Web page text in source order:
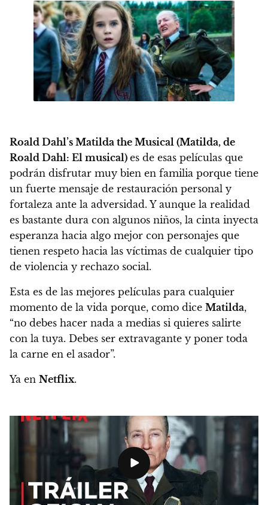
Roald Dahl’s Matilda the Musical (Matilda, de
Roald Dahl: El musical) es de esas películas que
podrán disfrutar muy bien en familia porque tiene
un fuerte mensaje de restauración personal y
fortaleza ante la adversidad. Y aunque la realidad
es bastante dura con algunos niños, la cinta inyecta
esperanza hacia algo mejor con personajes que
tienen respeto hacia las víctimas de cualquier tipo
de violencia y rechazo social.
Esta es de las mejores películas para cualquier
momento de la vida porque, como dice Matilda,
“no debes hacer nada a medias si quieres salirte
con la tuya. Debes ser extravagante y poner toda
la carne en el asador”.
Ya en Netflix.